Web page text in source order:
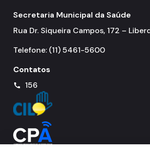
Atas de Registro de Preços
Ouvidoria
Proteção de Dados e Privacidade
SAMU 192
Secretaria Municipal da Saúde
Rua Dr. Siqueira Campos, 172 –
Telefone: (11) 5461-5600
Contatos
call 156